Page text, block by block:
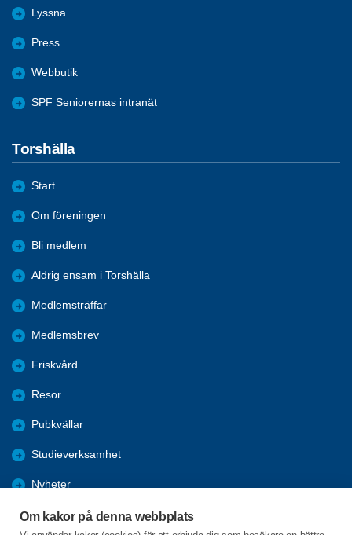
Om kakor på denna webbplats
Lyssna
Press
Webbutik
SPF Seniorernas intranät
Torshälla
Start
Om föreningen
Bli medlem
Aldrig ensam i Torshälla
Medlemsträffar
Medlemsbrev
Friskvård
Resor
Pubkvällar
Studieverksamhet
Nyheter
Förmåner